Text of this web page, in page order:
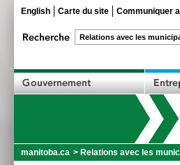
English Carte du site Communiquer
manitoba.ca > Relations avec les